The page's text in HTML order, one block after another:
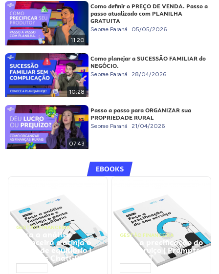
11:20
Como definir o PREÇO DE VENDA. Passo a
passo atualizado com PLANILHA
GRATUITA
Sebrae Paraná 05/05/2026
10:28
Como planejar a SUCESSÃO FAMILIAR do
NEGÓCIO.
Sebrae Paraná 28/04/2026
07:43
Passo a passo para ORGANIZAR sua
PROPRIEDADE RURAL
Sebrae Paraná 21/04/2026
EBOOKS
GESTÃO FINANCEIRA
Faça a análise
financeira e atinja o
ponto de equilíbrio |
Prompts ChatGPT
GESTÃO FINANCEIRA
Faça a precificação do
seu serviço | Prompts
ChatGPT